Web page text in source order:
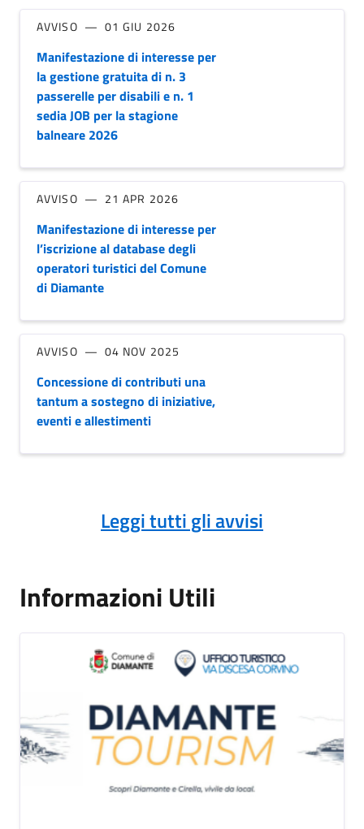
AVVISO 01 GIU 2026
Manifestazione di interesse per
la gestione gratuita di n. 3
passerelle per disabili e n. 1
sedia JOB per la stagione
balneare 2026
AVVISO 21 APR 2026
Manifestazione di interesse per
l’iscrizione al database degli
operatori turistici del Comune
di Diamante
AVVISO 04 NOV 2025
Concessione di contributi una
tantum a sostegno di iniziative,
eventi e allestimenti
Leggi tutti gli avvisi
Informazioni Utili